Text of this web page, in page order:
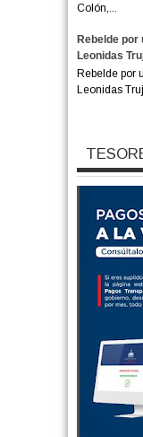
Colón,...
Rebelde por
Leonidas
Rebelde por
Leonidas